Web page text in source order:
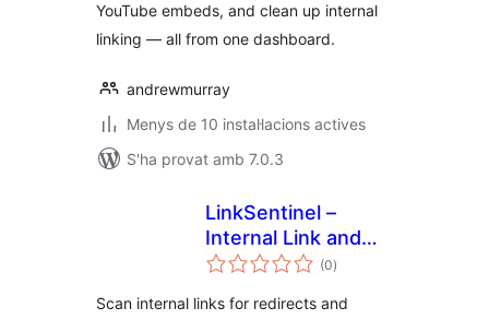
YouTube embeds, and clean up internal
linking — all from one dashboard.
andrewmurray
Menys de 10 instal·lacions actives
S'ha provat amb 7.0.3
LinkSentinel –
Internal Link and
Broken Link (0puntuacions
totals
)
Scan internal links for redirects and